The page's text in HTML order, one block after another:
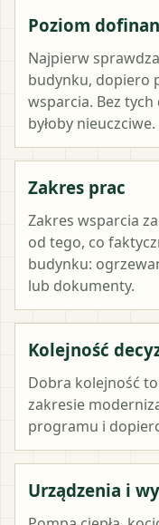
Poziom
Najpierw
budynku, dopiero
wsparcia. Bez
byłoby nieuczciwe.
Zakres prac
Zakres wsparcia
od tego, co
budynku:
lub dokumenty.
Kolejność
Dobra kolejność
zakresie
programu i
Urządzenia i